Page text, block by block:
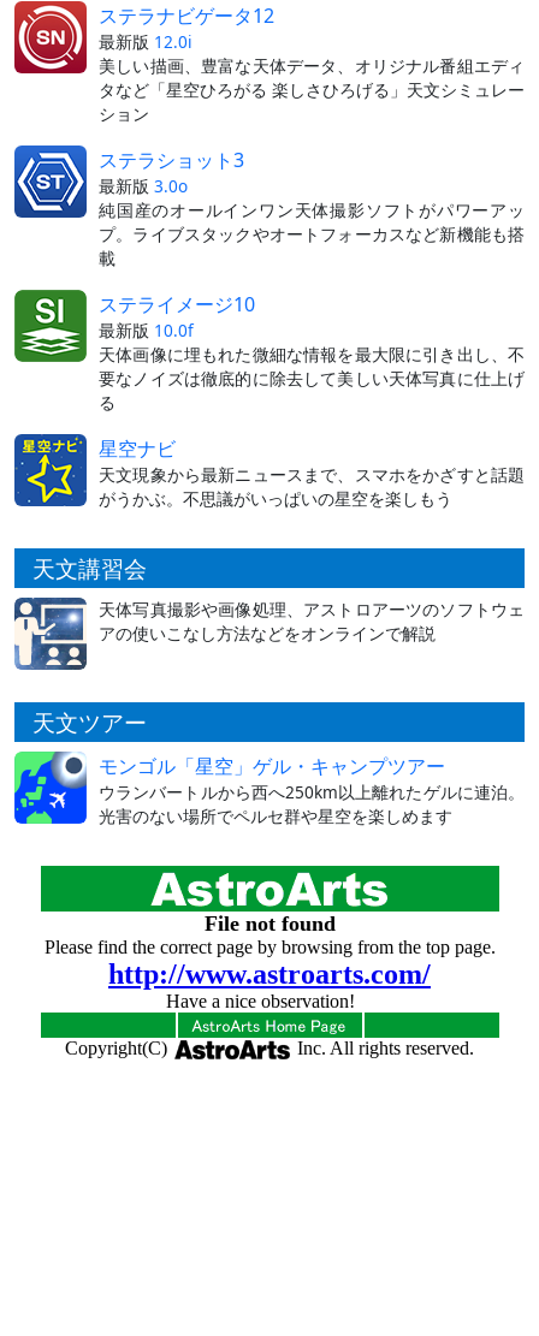
ステラナビゲータ12
最新版 12.0i
美しい描画、豊富な天体データ、オリジナル番組エディ
タなど「星空ひろがる 楽しさひろげる」天文シミュレー
ション
ステラショット3
最新版 3.0o
純国産のオールインワン天体撮影ソフトがパワーアッ
プ。ライブスタックやオートフォーカスなど新機能も搭
載
ステライメージ10
最新版 10.0f
天体画像に埋もれた微細な情報を最大限に引き出し、不
要なノイズは徹底的に除去して美しい天体写真に仕上げ
る
星空ナビ
天文現象から最新ニュースまで、スマホをかざすと話題
がうかぶ。不思議がいっぱいの星空を楽しもう
天文講習会
天体写真撮影や画像処理、アストロアーツのソフトウェ
アの使いこなし方法などをオンラインで解説
天文ツアー
モンゴル「星空」ゲル・キャンプツアー
ウランバートルから西へ250km以上離れたゲルに連泊。
光害のない場所でペルセ群や星空を楽しめます